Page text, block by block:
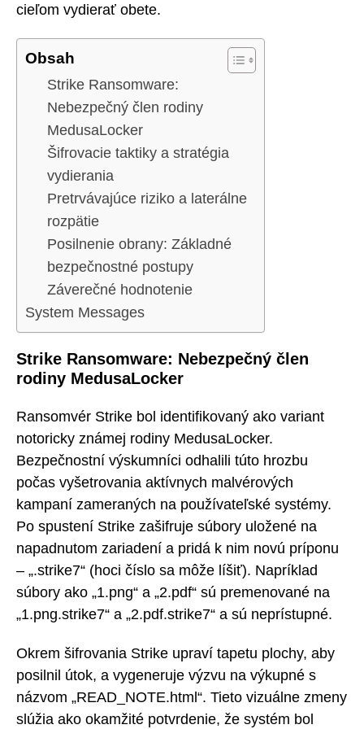
cieľom vydierať obete.
Obsah
Strike Ransomware:
Nebezpečný člen rodiny
MedusaLocker
Šifrovacie taktiky a stratégia
vydierania
Pretrvávajúce riziko a laterálne
rozpätie
Posilnenie obrany: Základné
bezpečnostné postupy
Záverečné hodnotenie
System Messages
Strike Ransomware: Nebezpečný člen
rodiny MedusaLocker
Ransomvér Strike bol identifikovaný ako variant
notoricky známej rodiny MedusaLocker.
Bezpečnostní výskumníci odhalili túto hrozbu
počas vyšetrovania aktívnych malvérových
kampaní zameraných na používateľské systémy.
Po spustení Strike zašifruje súbory uložené na
napadnutom zariadení a pridá k nim novú príponu
– „.strike7“ (hoci číslo sa môže líšiť). Napríklad
súbory ako „1.png“ a „2.pdf“ sú premenované na
„1.png.strike7“ a „2.pdf.strike7“ a sú neprístupné.
Okrem šifrovania Strike upraví tapetu plochy, aby
posilnil útok, a vygeneruje výzvu na výkupné s
názvom „READ_NOTE.html“. Tieto vizuálne zmeny
slúžia ako okamžité potvrdenie, že systém bol